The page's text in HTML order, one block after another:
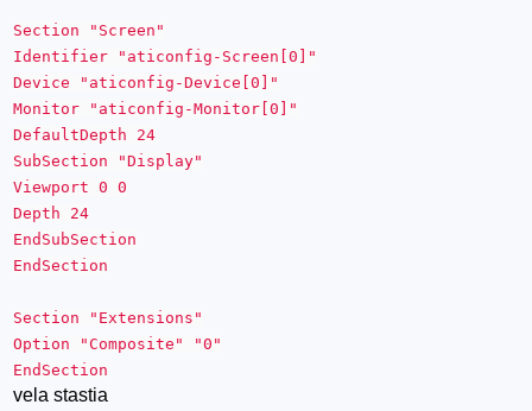
Section "Screen"
Identifier "aticonfig-Screen[0]"
Device "aticonfig-Device[0]"
Monitor "aticonfig-Monitor[0]"
DefaultDepth 24
SubSection "Display"
Viewport 0 0
Depth 24
EndSubSection
EndSection
Section "Extensions"
Option "Composite" "0"
EndSection
vela stastia